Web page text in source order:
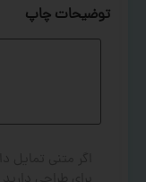
توضیحات چاپ